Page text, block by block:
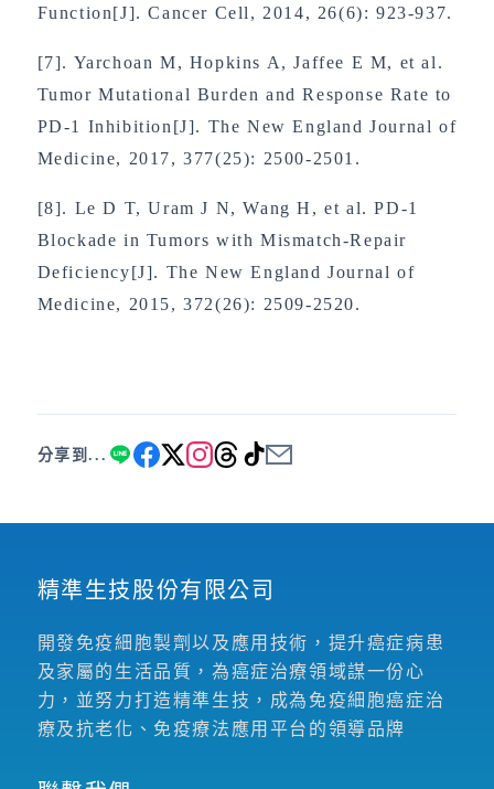
Function[J]. Cancer Cell, 2014, 26(6): 923-937.
[7]. Yarchoan M, Hopkins A, Jaffee E M, et al.
Tumor Mutational Burden and Response Rate to
PD-1 Inhibition[J]. The New England Journal of
Medicine, 2017, 377(25): 2500-2501.
[8]. Le D T, Uram J N, Wang H, et al. PD-1
Blockade in Tumors with Mismatch-Repair
Deficiency[J]. The New England Journal of
Medicine, 2015, 372(26): 2509-2520.
分享到...
精準生技股份有限公司
開發免疫細胞製劑以及應用技術，提升癌症病患
及家屬的生活品質，為癌症治療領域謀一份心
力，並努力打造精準生技，成為免疫細胞癌症治
療及抗老化、免疫療法應用平台的領導品牌